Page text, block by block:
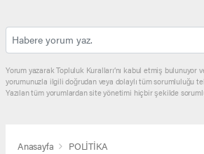
Yorum yazarak Topluluk Kuralları’nı kabul etmiş bulunuyor
yorumunuzla ilgili doğrudan veya dolaylı tüm sorumluluğu
Yazılan tüm yorumlardan site yönetimi hiçbir şekilde
Anasayfa POLİTİKA